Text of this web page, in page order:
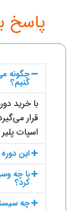
پاسخ
چگونه
کنیم؟
با خرید
قرار
اسپات
این
با چه
کرد؟
چه